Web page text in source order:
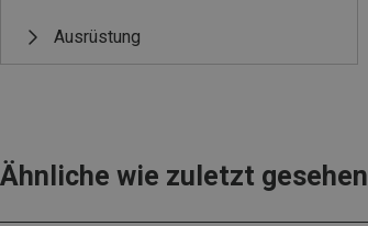
Ausrüstung
Ähnliche wie zuletzt gesehen